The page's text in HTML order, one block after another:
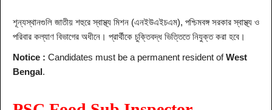
শূন্যস্থানগুলি জাতীয় শহুরে স্বাস্থ্য মিশন (এনইউএইচএম), পশ্চিমবঙ্গ সরকার স্বাস্থ্য ও
পরিবার কল্যাণ বিভাগের অধীনে। প্রার্থীকে চুক্তিবদ্ধ ভিত্তিতে নিযুক্ত করা হবে।
Notice : Candidates must be a permanent resident ofWest
Bengal.